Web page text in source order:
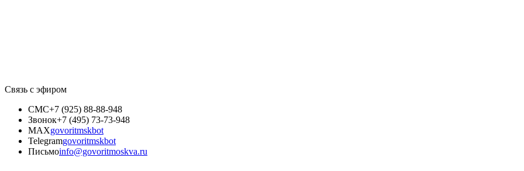
Связь с эфиром
СМС+7 (925) 88-88-948
Звонок+7 (495) 73-73-948
MAXgovoritmskbot
Telegramgovoritmskbot
Письмоinfo@govoritmoskva.ru